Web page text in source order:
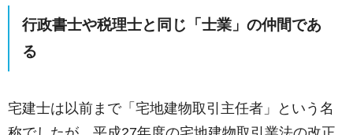
行政書士や税理士と同じ「士業」の仲間であ
る
宅建士は以前まで「宅地建物取引主任者」という名